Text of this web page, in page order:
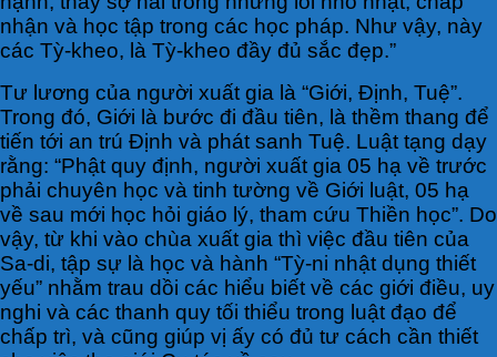
nhận và học tập trong các học pháp. Như vậy, này
các Tỳ-kheo, là Tỳ-kheo đầy đủ sắc đẹp.”
Tư lương của người xuất gia là “Giới, Định, Tuệ”.
Trong đó, Giới là bước đi đầu tiên, là thềm thang để
tiến tới an trú Định và phát sanh Tuệ. Luật tạng dạy
rằng: “Phật quy định, người xuất gia 05 hạ về trước
phải chuyên học và tinh tường về Giới luật, 05 hạ
về sau mới học hỏi giáo lý, tham cứu Thiền học”. Do
vậy, từ khi vào chùa xuất gia thì việc đầu tiên của
Sa-di, tập sự là học và hành “Tỳ-ni nhật dụng thiết
yếu” nhằm trau dồi các hiểu biết về các giới điều, uy
nghi và các thanh quy tối thiểu trong luật đạo để
chấp trì, và cũng giúp vị ấy có đủ tư cách cần thiết